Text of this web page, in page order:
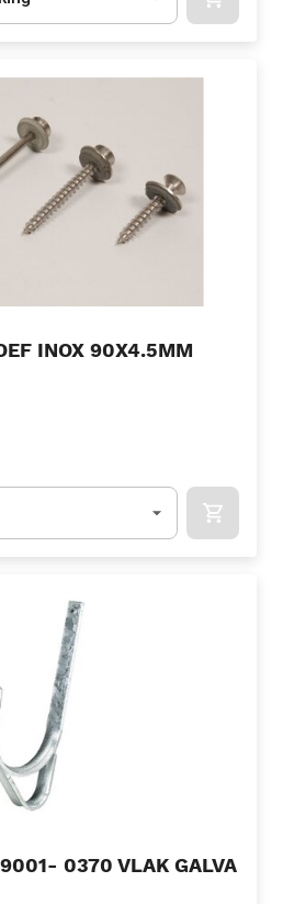
INOX 90X4.5MM
0370 VLAK GALVA